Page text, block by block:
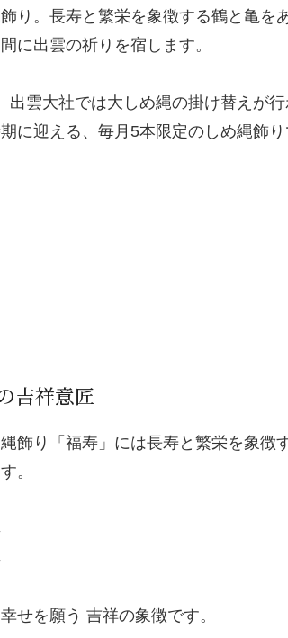
り。長寿と繁栄を象徴する鶴と亀を
に出雲の祈りを宿します。
出雲大社では大しめ縄の掛け替えが
に迎える、毎月5本限定のしめ縄飾り
吉祥意匠
飾り「福寿」には長寿と繁栄を象徴
。
せを願う 吉祥の象徴です。